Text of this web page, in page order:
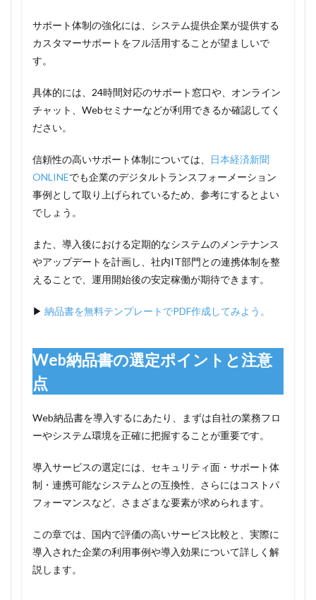
サポート体制の強化には、システム提供企業が提供する
カスタマーサポートをフル活用することが望ましいで
す。
具体的には、24時間対応のサポート窓口や、オンライン
チャット、Webセミナーなどが利用できるか確認してく
ださい。
信頼性の高いサポート体制については、
日本経済新聞
ONLINEでも企業のデジタルトランスフォーメーション
事例として取り上げられているため、参考にするとよい
でしょう。
また、導入後における定期的なシステムのメンテナンス
やアップデートを計画し、社内IT部門との連携体制を整
えることで、運用開始後の安定稼働が期待できます。
▶ 納品書を無料テンプレートでPDF作成してみよう。
Web納品書の選定ポイントと注意
点
Web納品書を導入するにあたり、まずは自社の業務フロ
ーやシステム環境を正確に把握することが重要です。
導入サービスの選定には、セキュリティ面・サポート体
制・連携可能なシステムとの互換性、さらにはコストパ
フォーマンスなど、さまざまな要素が求められます。
この章では、国内で評価の高いサービス比較と、実際に
導入された企業の利用事例や導入効果について詳しく解
説します。